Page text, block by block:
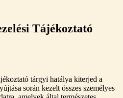
Tájékoztató
tárgyi hatálya kiterjed a
során kezelt összes személyes